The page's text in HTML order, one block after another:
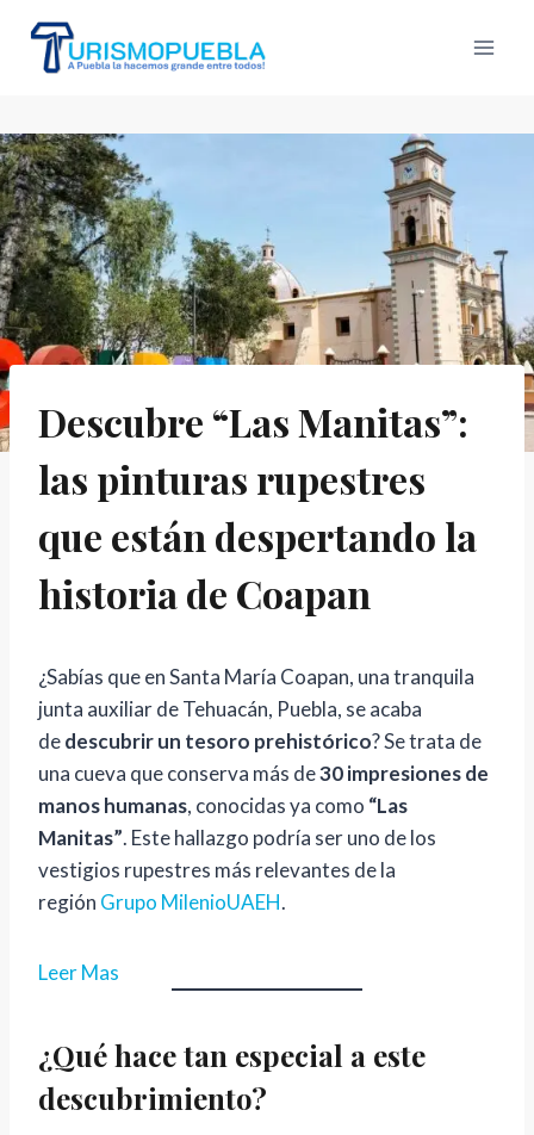
content
Descubre “Las Manitas”:
las pinturas rupestres
que están despertando la
historia de Coapan
¿Sabías que en Santa María Coapan, una tranquila
junta auxiliar de Tehuacán, Puebla, se acaba
dedescubrir un tesoro prehistórico? Se trata de
una cueva que conserva más de30 impresiones de
manos humanas, conocidas ya como “Las
Manitas”. Este hallazgo podría ser uno de los
vestigios rupestres más relevantes de la
región Grupo MilenioUAEH.
Leer Mas
s
c
¿Qué hace tan especial a este
descubrimiento?